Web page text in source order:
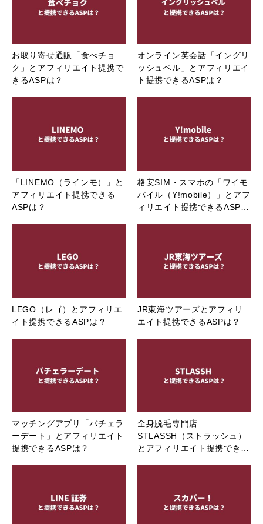
お取り寄せ通販「食べチョ
ク」とアフィリエイト提携で
きるASPは？
オンライン英会話「イングリ
ッシュベル」とアフィリエイ
ト提携できるASPは？
「LINEMO（ラインモ）」と
アフィリエイト提携できる
ASPは？
格安SIM・スマホの「ワイモ
バイル（Y!mobile）」とアフ
ィリエイト提携できるASP…
LEGO（レゴ）とアフィリエ
イト提携できるASPは？
JR東海ツアーズとアフィリ
エイト提携できるASPは？
マッチングアプリ「バチェラ
ーデート」とアフィリエイト
提携できるASPは？
全身脱毛専門店
STLASSH（ストラッシュ）
とアフィリエイト提携でき…